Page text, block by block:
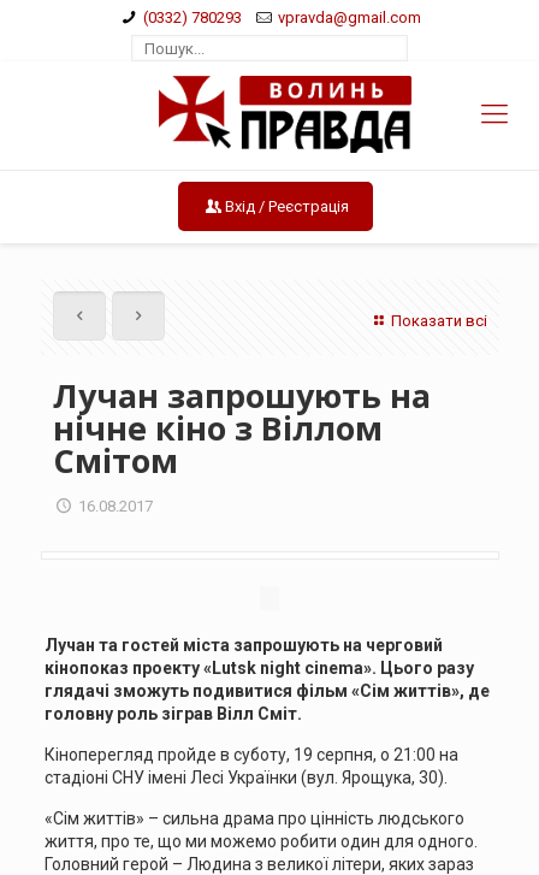
(0332) 780293 vpravda@gmail.com
Вхід / Реєстрація
Показати всі
Лучан запрошують на
нічне кіно з Віллом
Смітом
16.08.2017
Лучан та гостей міста запрошують на черговий
кінопоказ проекту «Lutsk night cinema». Цього разу
глядачі зможуть подивитися фільм «Сім життів», де
головну роль зіграв Вілл Сміт.
Кіноперегляд пройде в суботу, 19 серпня, о 21:00 на
стадіоні СНУ імені Лесі Українки (вул. Ярощука, 30).
«Сім життів» – сильна драма про цінність людського
життя, про те, що ми можемо робити один для одного.
Головний герой – Людина з великої літери, яких зараз